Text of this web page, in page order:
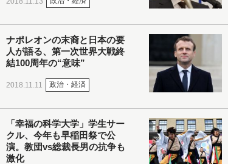
ナポレオンの末裔と日本の要
人が語る、第一次世界大戦終
結100周年の“意味”
2018.11.11 政治・経済
「幸福の科学大学」学生サー
クル、今年も早稲田祭で公
演。教団vs総裁長男の抗争も
激化